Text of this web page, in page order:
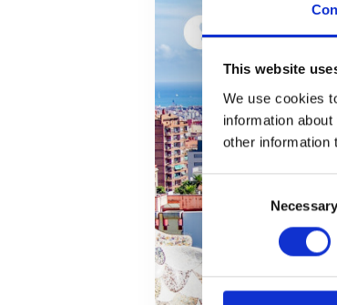
This website
We use cookies
information
other information
Consent
Selection
Necessary